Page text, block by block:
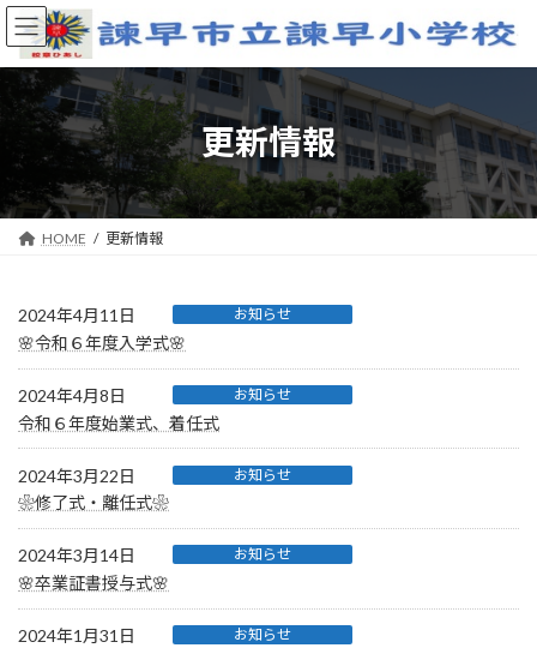
コ
ン
ツ
ッ
ナ
ビ
シ
移
更新情報
HOME 更新情報
2024年4月11日 お知らせ
🌸令和６年度入学式🌸
2024年4月8日 お知らせ
令和６年度始業式、着任式
2024年3月22日 お知らせ
❀修了式・離任式❀
2024年3月14日 お知らせ
🌸卒業証書授与式🌸
2024年1月31日 お知らせ